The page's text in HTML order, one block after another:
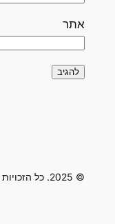
אתר
© 2025. כל הזכויות שמורות.